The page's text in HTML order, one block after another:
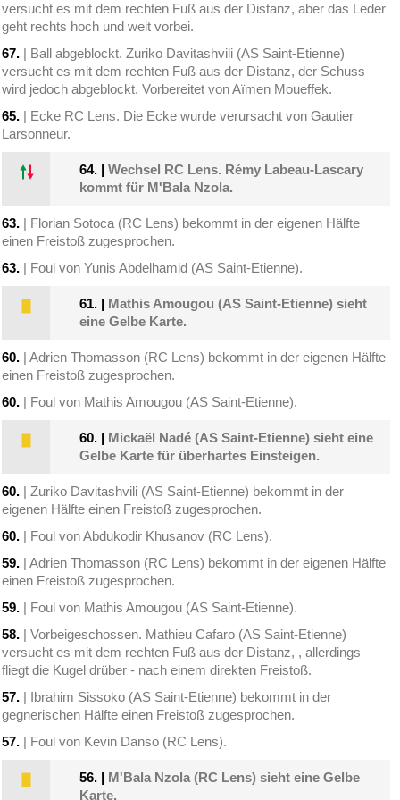
versucht es mit dem rechten Fuß aus der Distanz, aber das Leder
geht rechts hoch und weit vorbei.
67. | Ball abgeblockt. Zuriko Davitashvili (AS Saint-Etienne)
versucht es mit dem rechten Fuß aus der Distanz, der Schuss
wird jedoch abgeblockt. Vorbereitet von Aïmen Moueffek.
65. | Ecke RC Lens. Die Ecke wurde verursacht von Gautier
Larsonneur.
64. |Wechsel RC Lens. Rémy Labeau-Lascary
kommt für M'Bala Nzola.
63. | Florian Sotoca (RC Lens) bekommt in der eigenen Hälfte
einen Freistoß zugesprochen.
63. | Foul von Yunis Abdelhamid (AS Saint-Etienne).
61. | Mathis Amougou (AS Saint-Etienne) sieht
eine Gelbe Karte.
60. | Adrien Thomasson (RC Lens) bekommt in der eigenen Hälfte
einen Freistoß zugesprochen.
60. | Foul von Mathis Amougou (AS Saint-Etienne).
60. | Mickaël Nadé (AS Saint-Etienne) sieht eine
Gelbe Karte für überhartes Einsteigen.
60. | Zuriko Davitashvili (AS Saint-Etienne) bekommt in der
eigenen Hälfte einen Freistoß zugesprochen.
60. | Foul von Abdukodir Khusanov (RC Lens).
59. | Adrien Thomasson (RC Lens) bekommt in der eigenen Hälfte
einen Freistoß zugesprochen.
59. | Foul von Mathis Amougou (AS Saint-Etienne).
58. | Vorbeigeschossen. Mathieu Cafaro (AS Saint-Etienne)
versucht es mit dem rechten Fuß aus der Distanz, , allerdings
fliegt die Kugel drüber - nach einem direkten Freistoß.
57. | Ibrahim Sissoko (AS Saint-Etienne) bekommt in der
gegnerischen Hälfte einen Freistoß zugesprochen.
57. | Foul von Kevin Danso (RC Lens).
56. | M'Bala Nzola (RC Lens) sieht eine Gelbe
Karte.